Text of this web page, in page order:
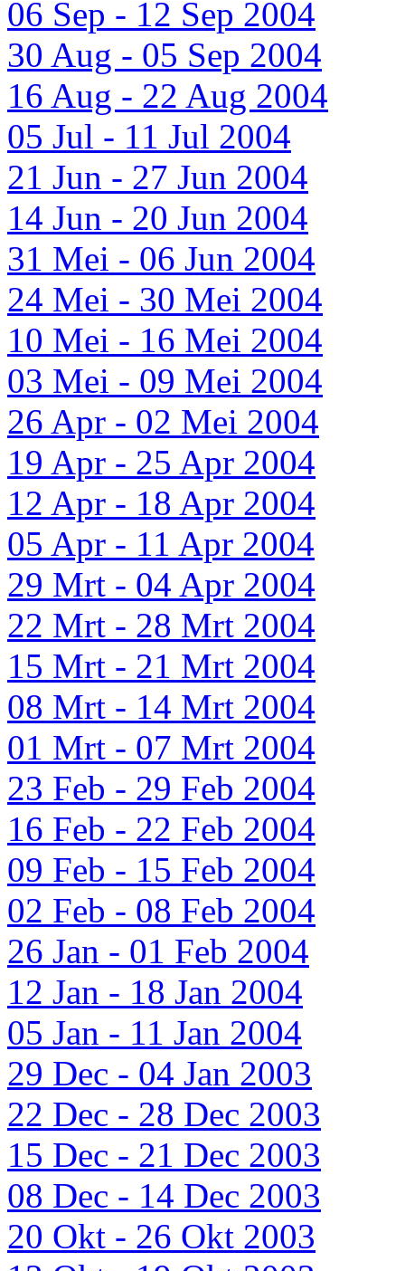
06 Sep - 12 Sep 2004
30 Aug - 05 Sep 2004
16 Aug - 22 Aug 2004
05 Jul - 11 Jul 2004
21 Jun - 27 Jun 2004
14 Jun - 20 Jun 2004
31 Mei - 06 Jun 2004
24 Mei - 30 Mei 2004
10 Mei - 16 Mei 2004
03 Mei - 09 Mei 2004
26 Apr - 02 Mei 2004
19 Apr - 25 Apr 2004
12 Apr - 18 Apr 2004
05 Apr - 11 Apr 2004
29 Mrt - 04 Apr 2004
22 Mrt - 28 Mrt 2004
15 Mrt - 21 Mrt 2004
08 Mrt - 14 Mrt 2004
01 Mrt - 07 Mrt 2004
23 Feb - 29 Feb 2004
16 Feb - 22 Feb 2004
09 Feb - 15 Feb 2004
02 Feb - 08 Feb 2004
26 Jan - 01 Feb 2004
12 Jan - 18 Jan 2004
05 Jan - 11 Jan 2004
29 Dec - 04 Jan 2003
22 Dec - 28 Dec 2003
15 Dec - 21 Dec 2003
08 Dec - 14 Dec 2003
20 Okt - 26 Okt 2003